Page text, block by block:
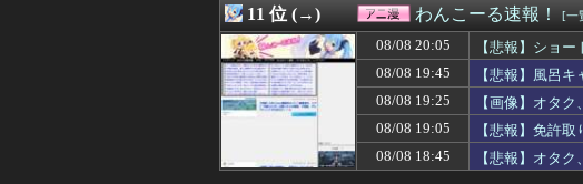
08/08 19:30
アニメ業界「助けて！原作が
08/08 19:29
48歳男性「結婚したい！」
08/08 19:29
【悲報】咲-Saki-さん、もう
08/08 19:29
高市首相靖国参拝「適切に判
08/08 19:27
「THE NORTH FACE」の人
08/08 19:27
海外「イチローさんマリナー
【櫻坂46】秋元康さん「次
【画像】オタク、秋葉原に大
08/08 19:25
【驚愕】コンビニで熟女ナン
11 位 (→) わんこーる速報！ [一
08/08 20:05
【悲報】ショ
08/08 19:45
【悲報】風呂
08/08 19:25
【画像】オタ
08/08 19:05
【悲報】免許
08/08 18:45
【悲報】オタ